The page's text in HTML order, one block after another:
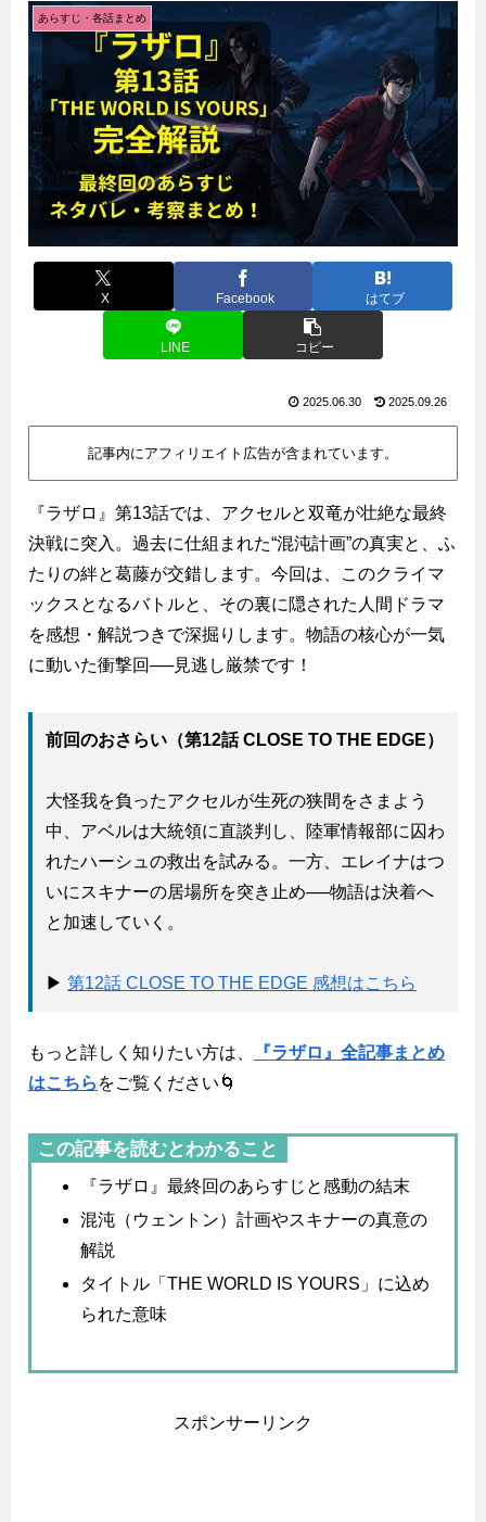
あらすじ・各話まとめ
X Facebook はてブ
LINE コピー
2025.06.30 2025.09.26
記事内にアフィリエイト広告が含まれています。
『ラザロ』第13話では、アクセルと双竜が壮絶な最終
決戦に突入。過去に仕組まれた“混沌計画”の真実と、ふ
たりの絆と葛藤が交錯します。今回は、このクライマ
ックスとなるバトルと、その裏に隠された人間ドラマ
を感想・解説つきで深掘りします。物語の核心が一気
に動いた衝撃回──見逃し厳禁です！
前回のおさらい（第12話 CLOSE TO THE EDGE）
大怪我を負ったアクセルが生死の狭間をさまよう
中、アベルは大統領に直談判し、陸軍情報部に囚わ
れたハーシュの救出を試みる。一方、エレイナはつ
いにスキナーの居場所を突き止め──物語は決着へ
と加速していく。
▶ 第12話 CLOSE TO THE EDGE 感想はこちら
もっと詳しく知りたい方は、
『ラザロ』全記事まとめ
はこちら をご覧ください🌀
この記事を読むとわかること
『ラザロ』最終回のあらすじと感動の結末
混沌（ウェントン）計画やスキナーの真意の
解説
タイトル「THE WORLD IS YOURS」に込め
られた意味
スポンサーリンク